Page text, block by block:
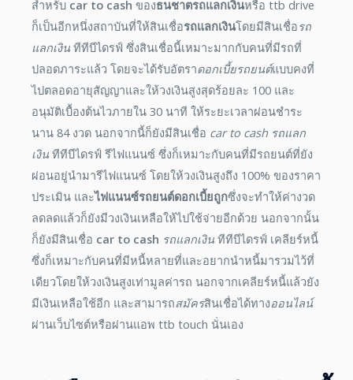
สำหรับ car to cash ของธนชาตรถแลกเงินหรือ ttb drive
ก็เป็นอีกหนึ่งสถาบันที่ให้สินเชื่อรถแลกเงินโดยมีสินเชื่อรถ
แลกเงิน ทีทีบีไดรฟ์ ซึ่งสินเชื่อนี้เหมาะมากกับคนที่มีรถที่
ปลอดภาระแล้ว โดยจะได้รับอัตราดอกเบี้ยรถยนต์แบบคงที่
ไปตลอดอายุสัญญาและให้วงเงินสูงสุดร้อยละ 100 และ
อนุมัติเบื้องต้นไวภายใน 30 นาที ให้ระยะเวลาผ่อนชำระ
นาน 84 งวด นอกจากนี้ก็ยังมีสินเชื่อ car to cash รถแลก
เงิน ทีทีบีไดรฟ์ รีไฟแนนซ์ ซึ่งก็เหมาะกับคนที่มีรถยนต์ที่ยัง
ผ่อนอยู่นำมารีไฟแนนซ์ โดยให้วงเงินสูงถึง 100% ของราคา
ประเมิน และไฟแนนซ์รถยนต์ดอกเบี้ยถูกซึ่งจะทำให้ค่างวด
ลดลดแล้วก็ยังมีวงเงินเหลือให้ไปใช้จ่ายอีกด้วย นอกจากนั้น
ก็ยังมีสินเชื่อ car to cash รถแลกเงิน ทีทีบีไดรฟ์ เคลียร์หนี้
ซึ่งก็เหมาะกับคนที่มีหนี้หลายที่และอยากนำหนี้มารวมไว้ที่
เดียวโดยให้วงเงินสูงเท่ามูลค่ารถ นอกจากเคลียร์หนี้แล้วยัง
มีเงินเหลือใช้อีก และสามารถสมัครสินเชื่อได้ทางออนไลน์
ผ่านเว็บไซต์หรือผ่านแอพ ttb touch นั่นเอง